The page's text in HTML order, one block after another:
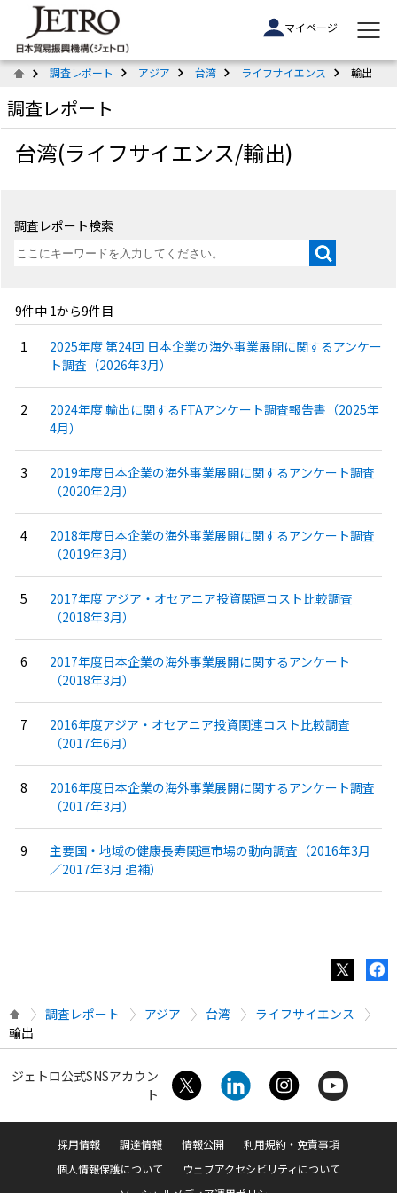
マイページ
調査レポート アジア 台湾 ライフサイエンス 輸出
調査レポート
台湾(ライフサイエンス/輸出)
調査レポート検索
9件中 1から9件目
2025年度 第24回 日本企業の海外事業展開に関するアンケー
ト調査（2026年3月）
2024年度 輸出に関するFTAアンケート調査報告書（2025年
4月）
2019年度日本企業の海外事業展開に関するアンケート調査
（2020年2月）
2018年度日本企業の海外事業展開に関するアンケート調査
（2019年3月）
2017年度 アジア・オセアニア投資関連コスト比較調査
（2018年3月）
2017年度日本企業の海外事業展開に関するアンケート
（2018年3月）
2016年度アジア・オセアニア投資関連コスト比較調査
（2017年6月）
2016年度日本企業の海外事業展開に関するアンケート調査
（2017年3月）
主要国・地域の健康長寿関連市場の動向調査（2016年3月
／2017年3月 追補）
調査レポート アジア 台湾
ライフサイエンス
輸出
ジェトロ公式SNSアカウン
ト
採用情報 調達情報 情報公開
利用規約・免責事項
個人情報保護について
ウェブアクセシビリティについて